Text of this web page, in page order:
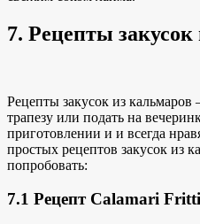
7. Рецепты
Рецепты закусок из кальмаров
трапезу или подать на
приготовлении и и всегда
простых рецептов закусок из
попробовать:
7.1 Рецепт Calamari Fritti